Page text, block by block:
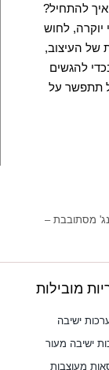
להתחיל?
לחוש
של העיצוב,
להגשים
תתפשר על
מסתובבת –
מובילות
ישיבה
ישיבה מעור
מעוצבות